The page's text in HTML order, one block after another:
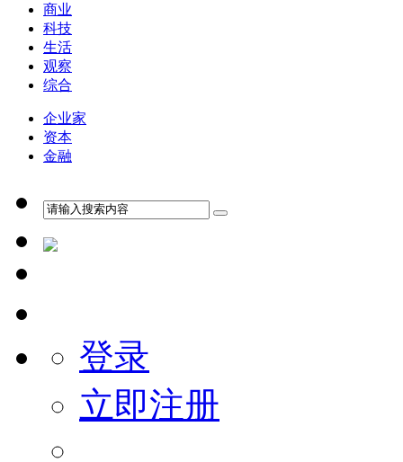
商业
科技
生活
观察
综合
企业家
资本
金融
登录
立即注册